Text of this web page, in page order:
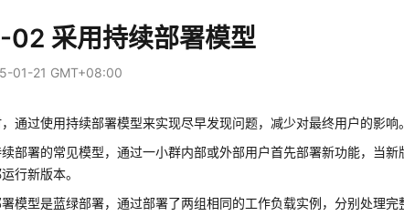
采用持续部署模型
01-21 GMT+08:00
通过使用持续部署模型来实现尽早发现问题，减少对最终用户的影响。
部署的常见模型，通过一小群内部或外部用户首先部署新功能，当
行新版本。
模型是蓝绿部署，通过部署了两组相同的工作负载实例，分别处理